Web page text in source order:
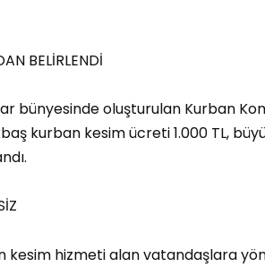
BELİRLENDİ
bünyesinde oluşturulan Kurban
kurban kesim ücreti 1.000 TL,
kesim hizmeti alan vatandaşlara